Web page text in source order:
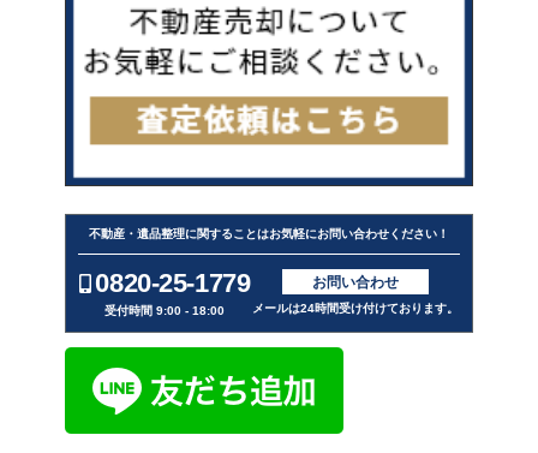
不動産・遺品整理に関することはお気軽にお問い合わせください！
0820-25-1779
受付時間 9:00 - 18:00
お問い合わせ
メールは24時間受け付けております。